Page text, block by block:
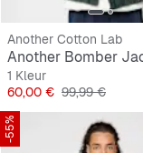
Another Cotton Lab
Another Bomber
1 Kleur
Prijs
60,00 € Originele Prijs
99,99 €
-55%